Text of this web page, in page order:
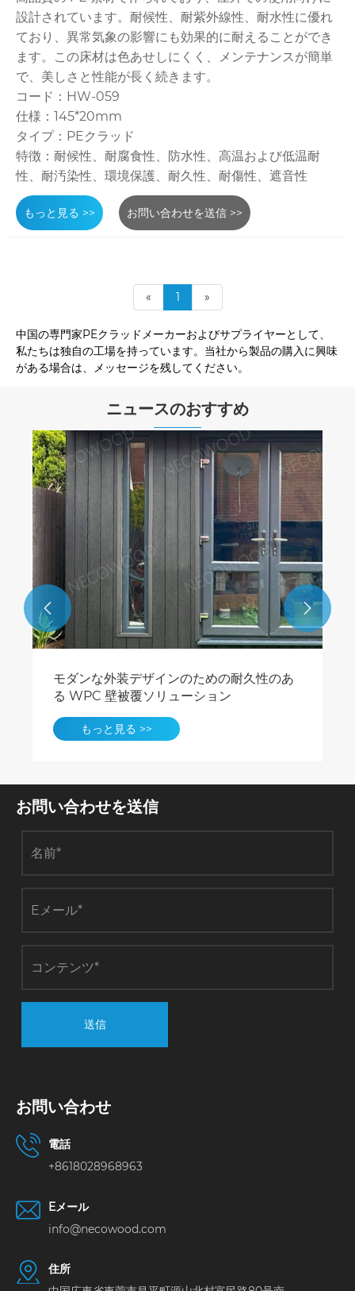
設計されています。耐候性、耐紫外線性、耐水性に優れ
ており、異常気象の影響にも効果的に耐えることができ
ます。この床材は色あせしにくく、メンテナンスが簡単
で、美しさと性能が長く続きます。
コード：HW-059
仕様：145*20mm
タイプ：PEクラッド
特徴：耐候性、耐腐食性、防水性、高温および低温耐
性、耐汚染性、環境保護、耐久性、耐傷性、遮音性
もっと見る >> お問い合わせを送信 >>
« 1 »
中国の専門家PEクラッドメーカーおよびサプライヤーとして、
私たちは独自の工場を持っています。当社から製品の購入に興味
がある場合は、メッセージを残してください。
ニュースのおすすめ
モダンな外装デザインのための耐久性のあ
る WPC 壁被覆ソリューション
もっと見る >>
 
お問い合わせを送信
送信
お問い合わせ
電話
+8618028968963
Eメール
info@necowood.com
住所